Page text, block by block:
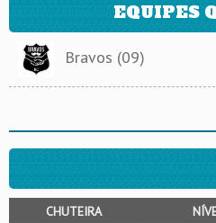
EQUIPES
Bravos (09)
CHUTEIRA